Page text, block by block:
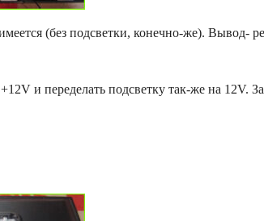
имеется (без подсветки, конечно-же).
и переделать подсветку так-же на 12V.